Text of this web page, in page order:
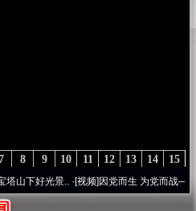
15
14
13
12
11
10
9
8
景..·[视频]因党而生 为党而战——百年“纪”